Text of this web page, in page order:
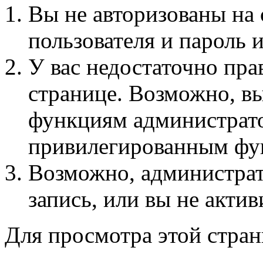
Вы не авторизованы на
пользователя и пароль
У вас недостаточно
странице. Возможно,
функциям
привилегированным
Возможно,
запись, или вы не
Для просмотра этой